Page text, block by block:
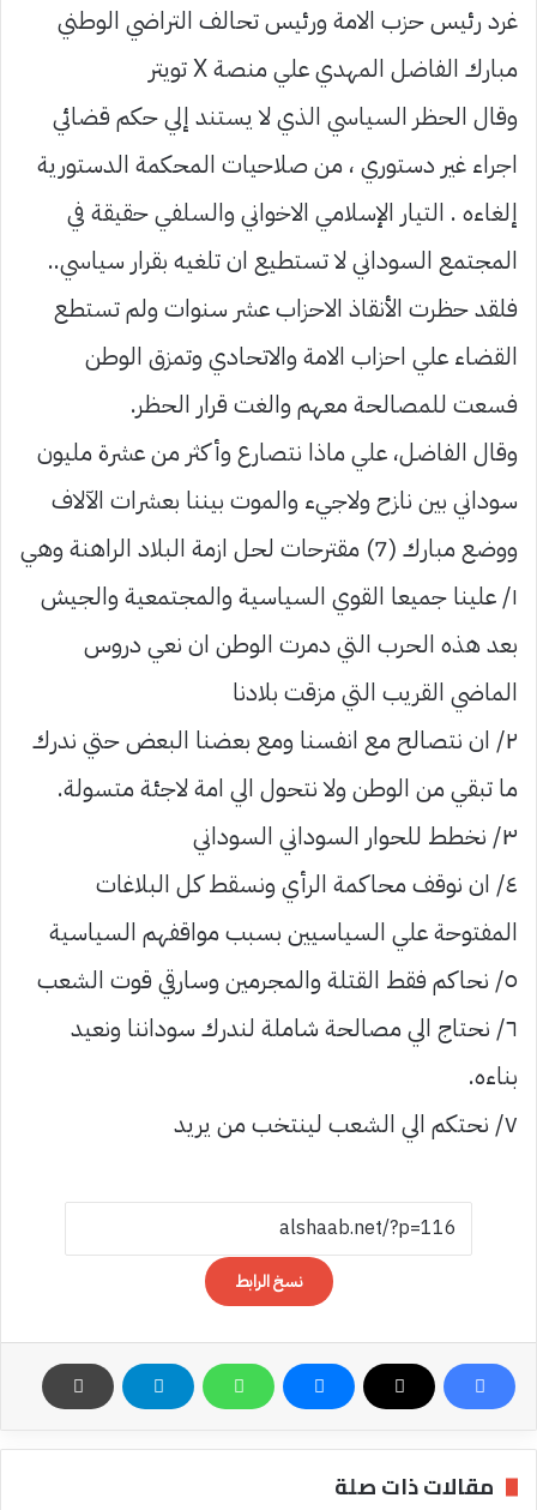
غرد رئيس حزب الامة ورئيس تحالف التراضي الوطني
مبارك الفاضل المهدي علي منصة X تويتر
وقال الحظر السياسي الذي لا يستند إلي حكم قضائي
اجراء غير دستوري ، من صلاحيات المحكمة الدستورية
إلغاءه . التيار الإسلامي الاخواني والسلفي حقيقة في
المجتمع السوداني لا تستطيع ان تلغيه بقرار سياسي..
فلقد حظرت الأنقاذ الاحزاب عشر سنوات ولم تستطع
القضاء علي احزاب الامة والاتحادي وتمزق الوطن
فسعت للمصالحة معهم والغت قرار الحظر.
وقال الفاضل، علي ماذا نتصارع وأكثر من عشرة مليون
سوداني بين نازح ولاجيء والموت بيننا بعشرات الآلاف
ووضع مبارك (7) مقترحات لحل ازمة البلاد الراهنة وهي
١/ علينا جميعا القوي السياسية والمجتمعية والجيش
بعد هذه الحرب التي دمرت الوطن ان نعي دروس
الماضي القريب التي مزقت بلادنا
٢/ ان نتصالح مع انفسنا ومع بعضنا البعض حتي ندرك
ما تبقي من الوطن ولا نتحول الي امة لاجئة متسولة.
٣/ نخطط للحوار السوداني السوداني
٤/ ان نوقف محاكمة الرأي ونسقط كل البلاغات
المفتوحة علي السياسيين بسبب مواقفهم السياسية
٥/ نحاكم فقط القتلة والمجرمين وسارقي قوت الشعب
٦/ نحتاج الي مصالحة شاملة لندرك سوداننا ونعيد
بناءه.
٧/ نحتكم الي الشعب لينتخب من يريد
نسخ الرابط
مقالات ذات صلة